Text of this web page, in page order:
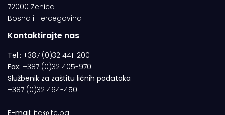
72000 Zenica
Bosna i Hercegovina
Kontaktirajte nas
Tel.: +387 (0)32 441-200
Fax: +387 (0)32 405-970
Službenik za zaštitu ličnih podataka
+387 (0)32 464-450